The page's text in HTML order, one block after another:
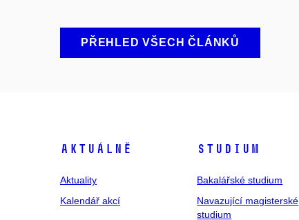
PŘEHLED VŠECH ČLÁNKŮ
Aktuálně
Aktuality
Kalendář akcí
Studium
Bakalářské studium
Navazující magisterské
studium